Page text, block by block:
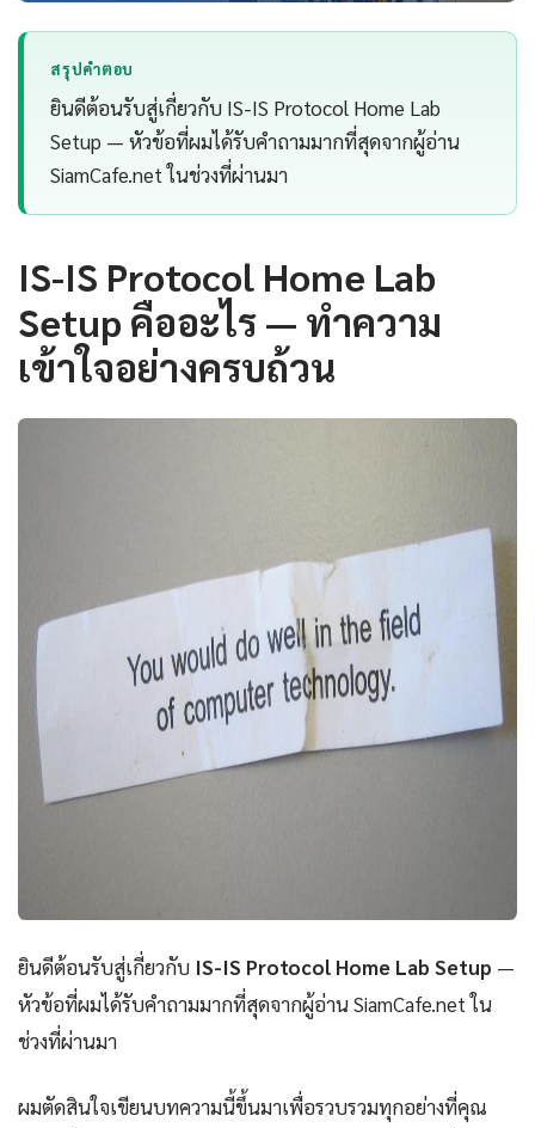
สรุปคำตอบ
ยินดีต้อนรับสู่เกี่ยวกับ IS-IS Protocol Home Lab
Setup — หัวข้อที่ผมได้รับคำถามมากที่สุดจากผู้อ่าน
SiamCafe.net ในช่วงที่ผ่านมา
IS-IS Protocol Home Lab
Setup คืออะไร — ทำความ
เข้าใจอย่างครบถ้วน
ยินดีต้อนรับสู่เกี่ยวกับ IS-IS Protocol Home Lab Setup —
หัวข้อที่ผมได้รับคำถามมากที่สุดจากผู้อ่าน SiamCafe.net ใน
ช่วงที่ผ่านมา
ผมตัดสินใจเขียนบทความนี้ขึ้นมาเพื่อรวบรวมทุกอย่างที่คุณ